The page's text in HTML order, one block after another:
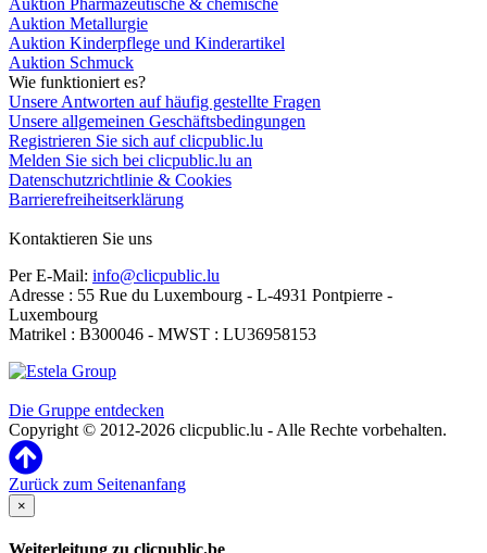
Auktion Pharmazeutische & chemische
Auktion Metallurgie
Auktion Kinderpflege und Kinderartikel
Auktion Schmuck
Wie funktioniert es?
Unsere Antworten auf häufig gestellte Fragen
Unsere allgemeinen Geschäftsbedingungen
Registrieren Sie sich auf clicpublic.lu
Melden Sie sich bei clicpublic.lu an
Datenschutzrichtlinie & Cookies
Barrierefreiheitserklärung
Kontaktieren Sie uns
Per E-Mail: info@clicpublic.lu
Adresse : 55 Rue du Luxembourg - L-4931 Pontpierre -
Luxembourg
Matrikel : B300046 - MWST : LU36958153
Die Gruppe entdecken
Copyright © 2012-2026 clicpublic.lu - Alle Rechte vorbehalten.
Zurück zum Seitenanfang
×